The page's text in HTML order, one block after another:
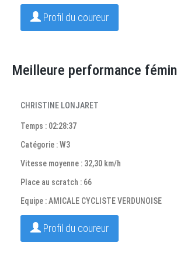
Profil du coureur
Meilleure performance
CHRISTINE LONJARET
Temps : 02:28:37
Catégorie : W3
Vitesse moyenne : 32,30 km/h
Place au scratch : 66
Equipe : AMICALE CYCLISTE VERDUNOISE
Profil du coureur